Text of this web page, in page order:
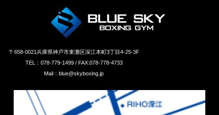
〒658‐0021兵庫県神戸市東灘区深江本町3丁目4-25-3F
TEL：078-779-1499 / FAX:078-778-4733
Mail：blue@skyboxing.jp